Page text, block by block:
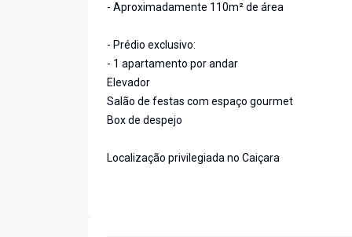
- Aproximadamente 110m² de área
- Prédio exclusivo:
- 1 apartamento por andar
Elevador
Salão de festas com espaço gourmet
Box de despejo
Localização privilegiada no Caiçara